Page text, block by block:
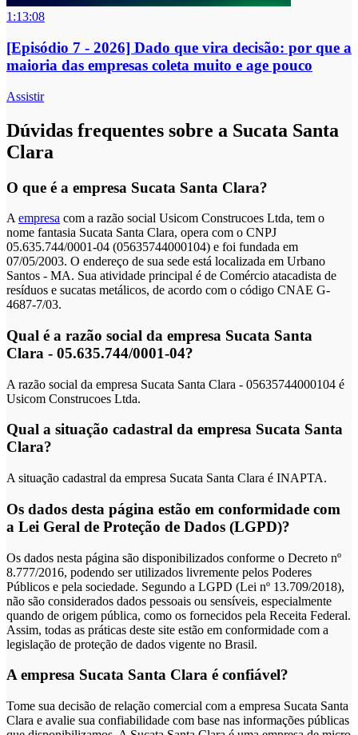
1:13:08
[Episódio 7 - 2026] Dado que vira decisão: por que a
maioria das empresas coleta muito e age pouco
Assistir
Dúvidas frequentes sobre a Sucata Santa
Clara
O que é a empresa Sucata Santa Clara?
A empresa com a razão social Usicom Construcoes Ltda, tem o
nome fantasia Sucata Santa Clara, opera com o CNPJ
05.635.744/0001-04 (05635744000104) e foi fundada em
07/05/2003. O endereço de sua sede está localizada em Urbano
Santos - MA. Sua atividade principal é de Comércio atacadista de
resíduos e sucatas metálicos, de acordo com o código CNAE G-
4687-7/03.
Qual é a razão social da empresa Sucata Santa
Clara - 05.635.744/0001-04?
A razão social da empresa Sucata Santa Clara - 05635744000104 é
Usicom Construcoes Ltda.
Qual a situação cadastral da empresa Sucata Santa
Clara?
A situação cadastral da empresa Sucata Santa Clara é INAPTA.
Os dados desta página estão em conformidade com
a Lei Geral de Proteção de Dados (LGPD)?
Os dados nesta página são disponibilizados conforme o Decreto nº
8.777/2016, podendo ser utilizados livremente pelos Poderes
Públicos e pela sociedade. Segundo a LGPD (Lei nº 13.709/2018),
não são considerados dados pessoais ou sensíveis, especialmente
quando de origem pública, como os fornecidos pela Receita Federal.
Assim, todas as práticas deste site estão em conformidade com a
legislação de proteção de dados vigente no Brasil.
A empresa Sucata Santa Clara é confiável?
Tome sua decisão de relação comercial com a empresa Sucata Santa
Clara e avalie sua confiabilidade com base nas informações públicas